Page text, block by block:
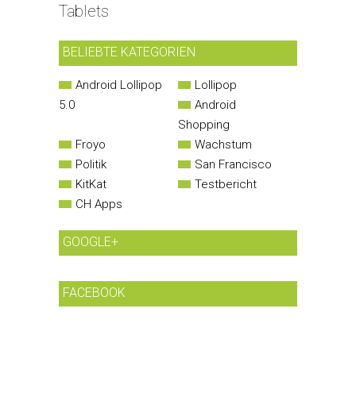
Tablets
BELIEBTE KATEGORIEN
Android Lollipop
5.0
Lollipop
Android
Shopping
Froyo
Wachstum
Politik
San Francisco
KitKat
Testbericht
CH Apps
GOOGLE+
FACEBOOK